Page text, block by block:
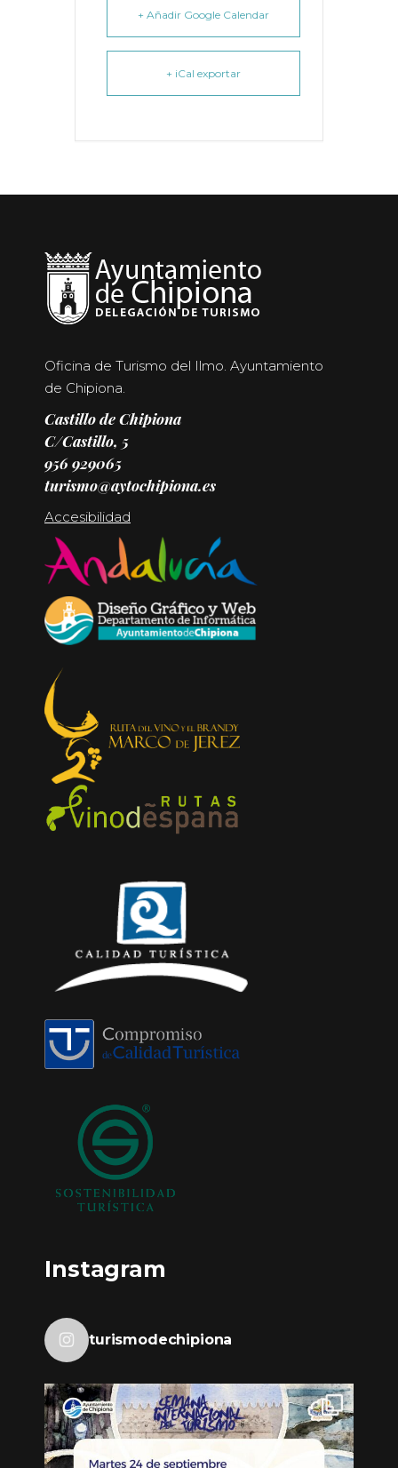
+ Añadir Google Calendar
+ iCal exportar
Oficina de Turismo del Ilmo. Ayuntamiento
de Chipiona.
Castillo de Chipiona
C/Castillo, 5
956 929065
turismo@aytochipiona.es
Accesibilidad
Instagram
turismodechipiona